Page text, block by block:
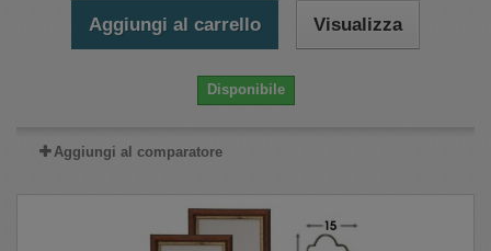
Aggiungi al carrello Visualizza
Disponibile
Aggiungi al comparatore